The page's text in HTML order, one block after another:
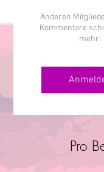
Anderen
Kommentare
mehr.
Pro